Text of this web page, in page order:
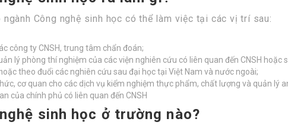
Công nghệ sinh học có thể làm việc tại các vị trí sau:
công ty CNSH, trung tâm chẩn đoán;
lý phòng thí nghiệm của các viện nghiên cứu có liên quan đến CNSH hoặc
theo đuổi các nghiên cứu sau đại học tại Việt Nam và nước ngoài;
cơ quan cho các dịch vụ kiểm nghiệm thực phẩm, chất lượng và quản lý
của chính phủ có liên quan đến CNSH
sinh học ở trường nào?